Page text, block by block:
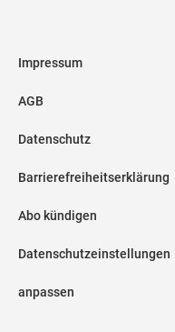
Impressum
AGB
Datenschutz
Barrierefreiheitserklärung
Abo kündigen
Datenschutzeinstellungen
anpassen